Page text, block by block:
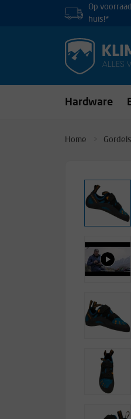
Op
huis!*
Hardware
Home